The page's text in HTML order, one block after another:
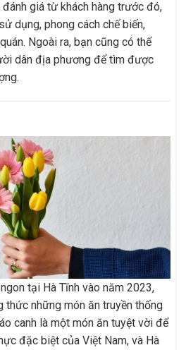
giá từ khách hàng trước đó,
dụng, phong cách chế biến,
Ngoài ra, bạn cũng có thể
dân địa phương để tìm được
tại Hà Tĩnh vào năm 2023,
thức những món ăn truyền thống
canh là một món ăn tuyệt vời để
đặc biệt của Việt Nam, và Hà